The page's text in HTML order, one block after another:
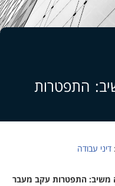
התפטרות
עבודה
התפטרות עקב מעבר